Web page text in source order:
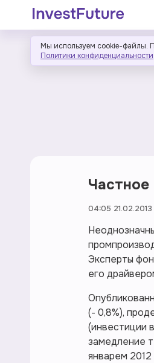
Мы используем cookie-файлы.
Политики конфиденциальности
Частное
04:05 21.02.2013
Эксперты
его
(- 0,8%),
(инвестиции в
замедление
январем 2012